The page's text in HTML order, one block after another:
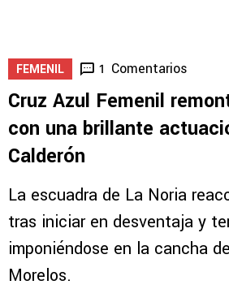
FEMENIL 1 Comentarios
Cruz Azul Femenil
con una brillante
Calderón
La escuadra de La Noria
tras iniciar en desventaja y
imponiéndose en la cancha
Morelos.